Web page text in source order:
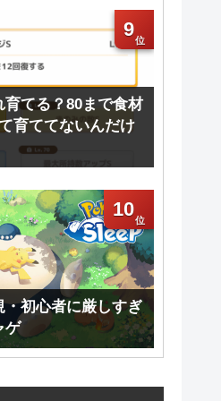
9
育てる？80まで食材
育ててないんだけ
10
・初心者に厳しすぎ
ゲ